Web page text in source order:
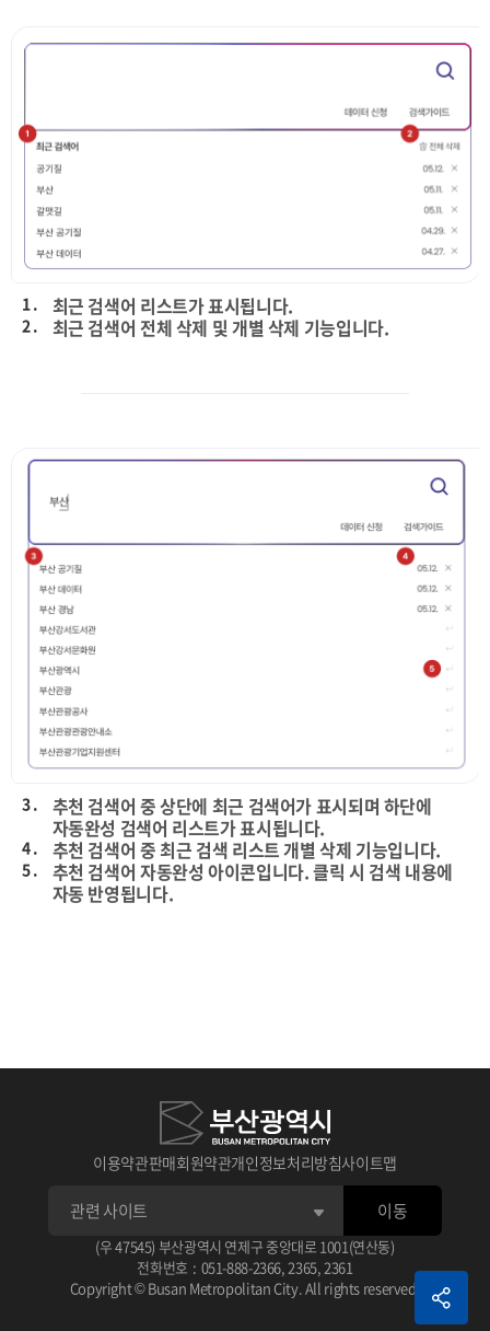
1 . 최근 검색어 리스트가 표시됩니다.
2 . 최근 검색어 전체 삭제 및 개별 삭제 기능입니다.
3 .
추천 검색어 중 상단에 최근 검색어가 표시되며 하단에
자동완성 검색어 리스트가 표시됩니다.
4 . 추천 검색어 중 최근 검색 리스트 개별 삭제 기능입니다.
5 .
추천 검색어 자동완성 아이콘입니다. 클릭 시 검색 내용에
자동 반영됩니다.
체크가 없으면 기본 상세 검색됩니다.
검색 조건으로 AND, OR, NOT으로 검색됩니다.
상세검색 후 선택한 데이터의 타이틀입니다.
아이콘 클릭 시 선택한 데이터 스크랩이 가능합니다.
선택한 데이터 평점 주기 기능입니다.
선택한 데이터 관련 정보입니다.
이용약관판매회원약관개인정보처리방침사이트맵
(우 47545) 부산광역시 연제구 중앙대로 1001(연산동)
전화번호 : 051-888-2366 2365, 2361
Copyright © Busan Metropolitan City. All rights reserved.
이동